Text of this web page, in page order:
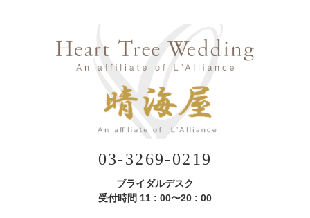
03-3269-0219
ブライダルデスク
受付時間 11 : 00〜20 : 00